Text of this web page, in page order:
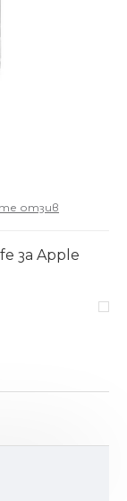
отзив
за Apple